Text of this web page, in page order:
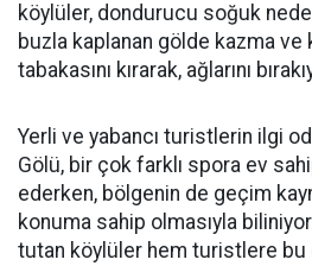
köylüler, dondurucu soğuk
buzla kaplanan gölde kazma
tabakasını kırarak, ağlarını
Yerli ve yabancı turistlerin ilgi
Gölü, bir çok farklı spora ev
ederken, bölgenin de geçim
konuma sahip olmasıyla
tutan köylüler hem turistlere bu